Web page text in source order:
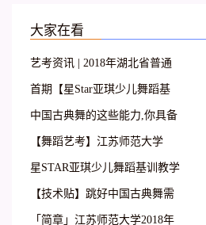
大家在看
艺考资讯 | 2018年湖北省普通
高校艺术专业招生统一考试大
首期【星Star亚琪少儿舞蹈基
训】师资班包头站开始报名啦!
中国古典舞的这些能力,你具备
了吗?
【舞蹈艺考】江苏师范大学
2018年舞蹈高考专业招生简章
星STAR亚琪少儿舞蹈基训教学
法第十一期—运城站
【技术贴】跳好中国古典舞需
要哪些能力?
「简章」江苏师范大学2018年